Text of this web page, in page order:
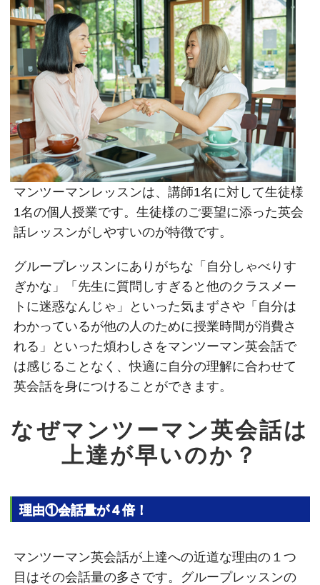
マンツーマンレッスンは、講師1名に対して生徒様
1名の個人授業です。生徒様のご要望に添った英会
話レッスンがしやすいのが特徴です。
グループレッスンにありがちな「自分しゃべりす
ぎかな」「先生に質問しすぎると他のクラスメー
トに迷惑なんじゃ」といった気まずさや「自分は
わかっているが他の人のために授業時間が消費さ
れる」といった煩わしさをマンツーマン英会話で
は感じることなく、快適に自分の理解に合わせて
英会話を身につけることができます。
なぜマンツーマン英会話は
上達が早いのか？
理由①会話量が４倍！
マンツーマン英会話が上達への近道な理由の１つ
目はその会話量の多さです。グループレッスンの